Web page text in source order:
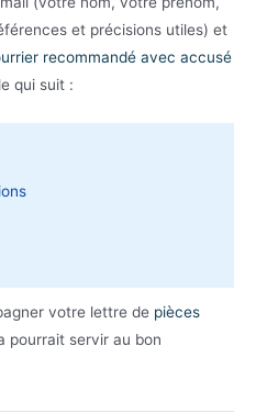
et précisions utiles) et
recommandé avec accusé
qui suit :
votre lettre de pièces
pourrait servir au bon